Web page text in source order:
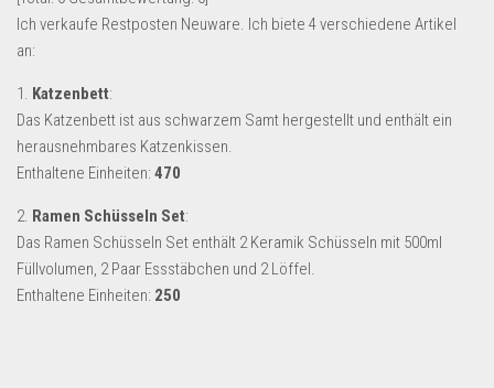
Sport & Freizeit
Wohnen & Einrichten
Restposten-Angebote
Restposten für Privatpersonen
eBay Restposten kaufen
Saison & Eventprodkte
Ich verkaufe Restposten Neuware. Ich biete 4 verschiedene Artikel
an:
1. Katzenbett:
Das Katzenbett ist aus schwarzem Samt hergestellt und enthält ein
herausnehmbares Katzenkissen.
Enthaltene Einheiten: 470
2. Ramen Schüsseln Set:
Das Ramen Schüsseln Set enthält 2 Keramik Schüsseln mit 500ml
Füllvolumen, 2 Paar Essstäbchen und 2 Löffel.
Enthaltene Einheiten: 250